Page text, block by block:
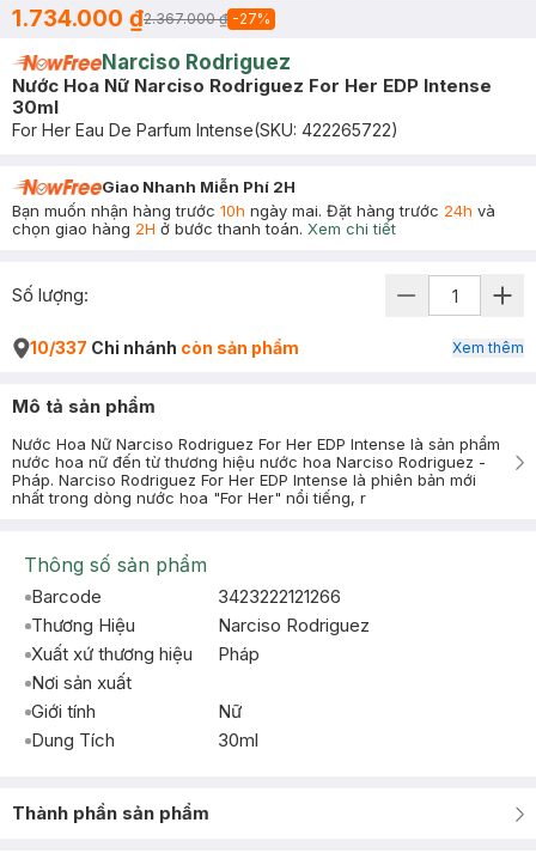
1.734.000 ₫2.367.000 ₫ -27%
Narciso Rodriguez
Nước Hoa Nữ Narciso Rodriguez For Her EDP Intense
30ml
For Her Eau De Parfum Intense(SKU: 422265722)
Giao Nhanh Miễn Phí 2H
Bạn muốn nhận hàng trước 10h ngày mai. Đặt hàng trước 24h và
chọn giao hàng 2H ở bước thanh toán. Xem chi tiết
Số lượng:
10/337 Chi nhánh còn sản phẩm Xem thêm
Mô tả sản phẩm
Nước Hoa Nữ Narciso Rodriguez For Her EDP Intense là sản phẩm
nước hoa nữ đến từ thương hiệu nước hoa Narciso Rodriguez -
Pháp. Narciso Rodriguez For Her EDP Intense là phiên bản mới
nhất trong dòng nước hoa "For Her" nổi tiếng, r
Thông số sản phẩm
Barcode
3423222121266
Thương Hiệu
Narciso Rodriguez
Xuất xứ thương hiệu
Pháp
Nơi sản xuất
Giới tính
Nữ
Dung Tích
30ml
Thành phần sản phẩm